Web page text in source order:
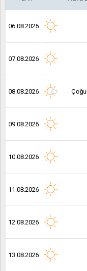
06.08.2026
07.08.2026
08.08.2026
09.08.2026
10.08.2026
11.08.2026
12.08.2026
13.08.2026